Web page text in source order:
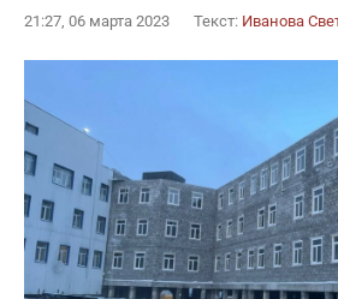
21:27, 06 марта 2023 Текст: Иванова